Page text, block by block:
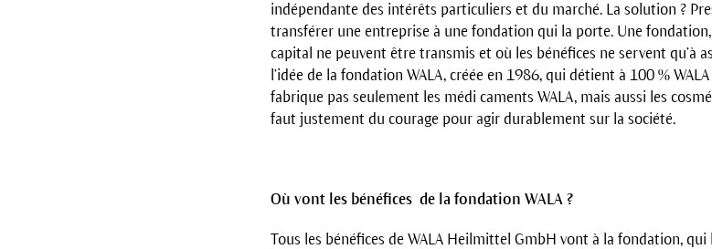
indépendante des intérêts particuliers et du marché. La solution ?
transférer une entreprise à une fondation qui la porte. Une
capital ne peuvent être transmis et où les bénéfices ne servent qu’à
l’idée de la fondation WALA, créée en 1986, qui détient à 100 %
fabrique pas seulement les médi caments WALA, mais aussi les
faut justement du courage pour agir durablement sur la société.
Où vont les bénéfices de la fondation WALA ?
Tous les bénéfices de WALA Heilmittel GmbH vont à la fondation,